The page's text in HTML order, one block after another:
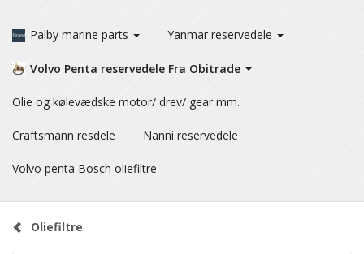
Palby marine parts Yanmar reservedele
Volvo Penta reservedele Fra Obitrade
Olie og kølevædske motor/ drev/ gear mm.
Craftsmann resdele Nanni reservedele
Volvo penta Bosch oliefiltre
Oliefiltre